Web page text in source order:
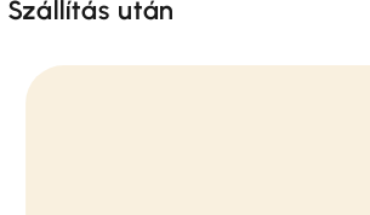
Szállítás után